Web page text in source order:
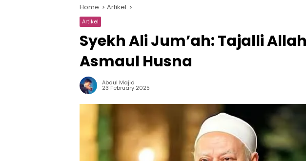
Home Artikel
Artikel
Syekh Ali Jum’ah: Tajalli
Asmaul Husna
Abdul Majid
23 February 2025